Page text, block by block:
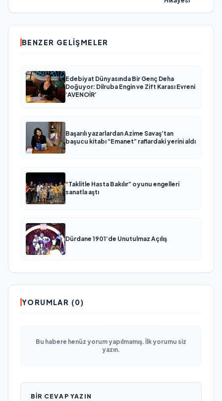
BENZER GELIŞMELER
Edebiyat Dünyasında Bir Genç Deha
Doğuyor: Dilruba Engin ve Zift Karası Evreni
‘AVENOİR’
Başarılı yazarlardan Azime Savaş’tan
başucu kitabı “Emanet” raflardaki yerini aldı
“Taklitle Hasta Bakılır” oyunu engelleri
sanatla aştı
Dürdane 1901’de Unutulmaz Açılış
YORUMLAR (0)
Bu habere henüz yorum yapılmamış. İlk yorumu siz
yazın.
BIR CEVAP YAZIN